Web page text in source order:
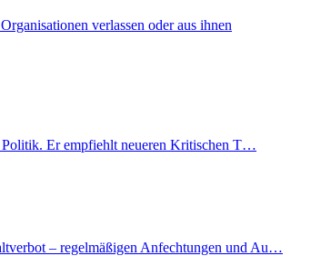
verlassen oder aus ihnen
Politik. Er empfiehlt neueren Kritischen T…
– regelmäßigen Anfechtungen und Au…